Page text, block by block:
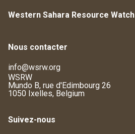
Western Sahara Resource Watch
Nous contacter
info@wsrw.org
WSRW
Mundo B, rue d'Edimbourg 26
1050 Ixelles, Belgium
Suivez-nous